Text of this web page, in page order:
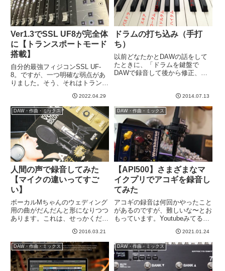
Ver1.3でSSL UF8が完全体
に【トランスポートモード
搭載】
自分的最強フィジコンSSL UF-
8。ですが、一つ明確な弱点があ
りました。そう、それはトランス
タン）がないこと。早送り・巻き
戻しはジョグダイアルがあるので
まあいいとして、再生とか停止と
か録音とかよく使うトランス...
2022.04.29
ドラムの打ち込み（手打
ち）
以前どなたかとDAWの話をして
たときに、「ドラムを鍵盤で
DAWで録音して後から修正、と
の動画をとりました。今取りかか
っている、とある曲（私じゃない
人が作曲）にドラムつけようとし
てい...
2014.07.13
DAW・作曲・ミックス
人間の声で録音してみた
【マイクの違いってすご
い】
ボーカルMちゃんのウェディング
用の曲がだんだんと形になりつつ
あります。これは、せっかくだか
にしてご両親にプレゼントしてあ
げたいなあとおもっておりまし
た。そこで、テストということで
先日、Mちゃんと一緒にスタジオ
に...
2016.03.21
DAW・作曲・ミックス
【API500】さまざまなマ
イクプリでアコギを録音し
てみた
アコギの録音は何回かやったこと
があるのですが、難しいな〜とお
もっています。Youtubeみてると
音してますが、自分だとなかなか
ああはいかない。そこで、今日の
日中はずっとアコギの録音を試し
ていました。その結果、こ...
2021.01.24
DAW・作曲・ミックス DAW・作曲・ミックス